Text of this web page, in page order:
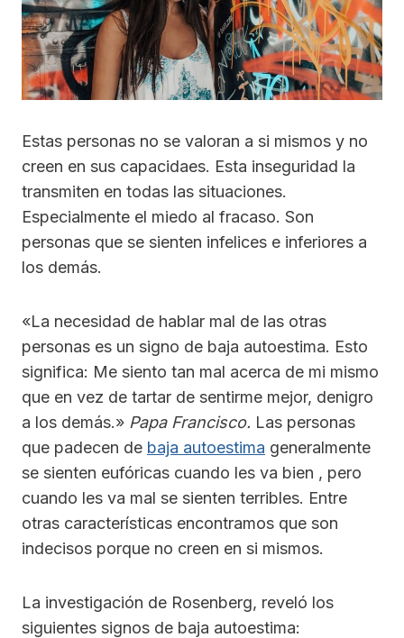
Estas personas no se valoran a si mismos y no
creen en sus capacidaes. Esta inseguridad la
transmiten en todas las situaciones.
Especialmente el miedo al fracaso. Son
personas que se sienten infelices e inferiores a
los demás.
«La necesidad de hablar mal de las otras
personas es un signo de baja autoestima. Esto
significa: Me siento tan mal acerca de mi mismo
que en vez de tartar de sentirme mejor, denigro
a los demás.» Papa Francisco. Las personas
que padecen de baja autoestima generalmente
se sienten eufóricas cuando les va bien , pero
cuando les va mal se sienten terribles. Entre
otras características encontramos que son
indecisos porque no creen en si mismos.
La investigación de Rosenberg, reveló los
siguientes signos de baja autoestima: